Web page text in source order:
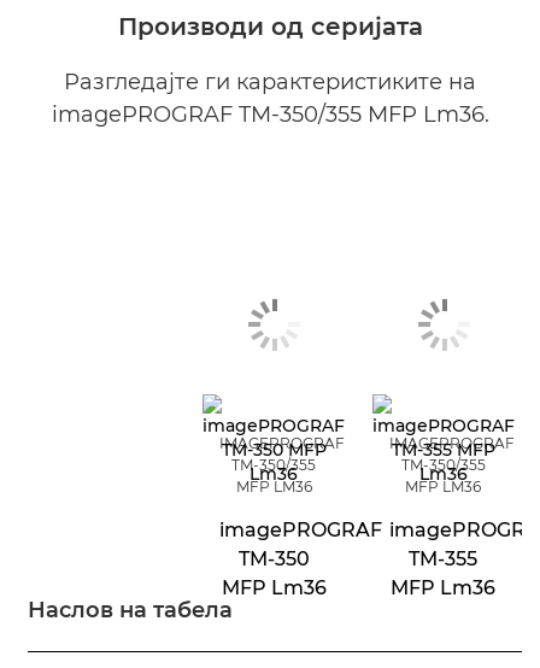
Производи од серијата
Разгледајте ги карактеристиките на
imagePROGRAF TM-350/355 MFP Lm36.
Наслов на табела
IMAGEPROGRAF
TM-350/355
MFP LM36
imagePROGRAF
TM-350
MFP Lm36
IMAGEPROGRAF
TM-350/355
MFP LM36
TM-355
MFP Lm36